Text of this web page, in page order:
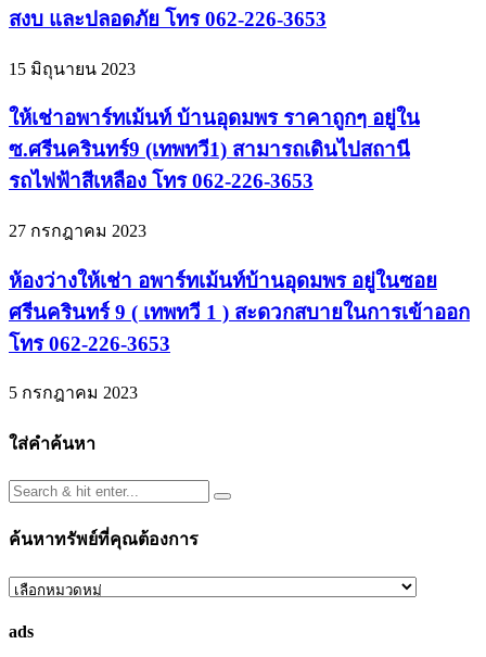
สงบ และปลอดภัย โทร 062-226-3653
15 มิถุนายน 2023
ให้เช่าอพาร์ทเม้นท์ บ้านอุดมพร ราคาถูกๆ อยู่ใน
ซ.ศรีนครินทร์9 (เทพทวี1) สามารถเดินไปสถานี
รถไฟฟ้าสีเหลือง โทร 062-226-3653
27 กรกฎาคม 2023
ห้องว่างให้เช่า อพาร์ทเม้นท์บ้านอุดมพร อยู่ในซอย
ศรีนครินทร์ 9 ( เทพทวี 1 ) สะดวกสบายในการเข้าออก
โทร 062-226-3653
5 กรกฎาคม 2023
ใส่คำค้นหา
ค้นหาทรัพย์ที่คุณต้องการ
ค้นหา
ที่
ads